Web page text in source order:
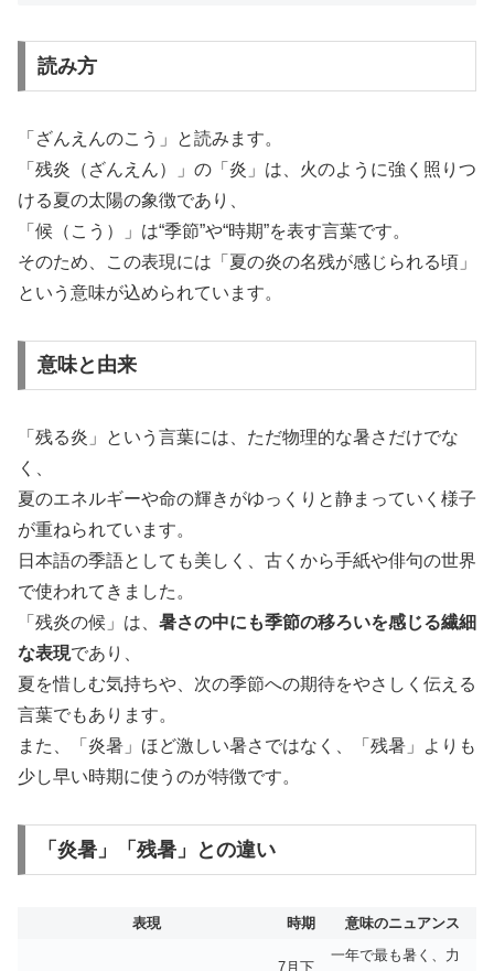
読み方
「ざんえんのこう」と読みます。
「残炎（ざんえん）」の「炎」は、火のように強く照りつ
ける夏の太陽の象徴であり、
「候（こう）」は“季節”や“時期”を表す言葉です。
そのため、この表現には「夏の炎の名残が感じられる頃」
という意味が込められています。
意味と由来
「残る炎」という言葉には、ただ物理的な暑さだけでな
く、
夏のエネルギーや命の輝きがゆっくりと静まっていく様子
が重ねられています。
日本語の季語としても美しく、古くから手紙や俳句の世界
で使われてきました。
「残炎の候」は、 暑さの中にも季節の移ろいを感じる繊細
な表現であり、
夏を惜しむ気持ちや、次の季節への期待をやさしく伝える
言葉でもあります。
また、「炎暑」ほど激しい暑さではなく、「残暑」よりも
少し早い時期に使うのが特徴です。
「炎暑」「残暑」との違い
表現 時期 意味のニュアンス
7月下
一年で最も暑く、力